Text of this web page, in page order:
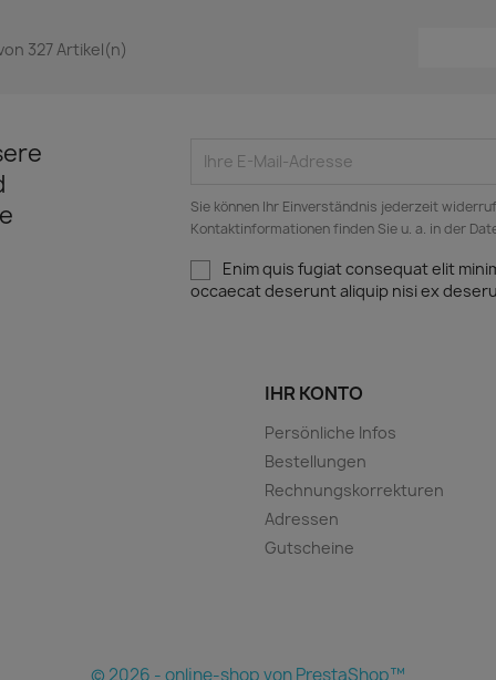
327 Artikel(n)
Sie können Ihr Einverständnis jederzeit
Kontaktinformationen finden Sie u. a. in der
Enim quis fugiat consequat elit
occaecat deserunt aliquip nisi ex
IHR KONTO
Persönliche Infos
Bestellungen
Rechnungskorrekturen
Adressen
Gutscheine
© 2026 - online-shop von PrestaShop™